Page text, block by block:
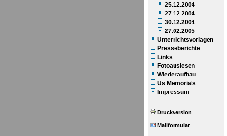
25.12.2004
27.12.2004
30.12.2004
27.02.2005
Unterrichtsvorlagen
Presseberichte
Links
Fotoauslesen
Wiederaufbau
Us Memorials
Impressum
Druckversion
Mailformular